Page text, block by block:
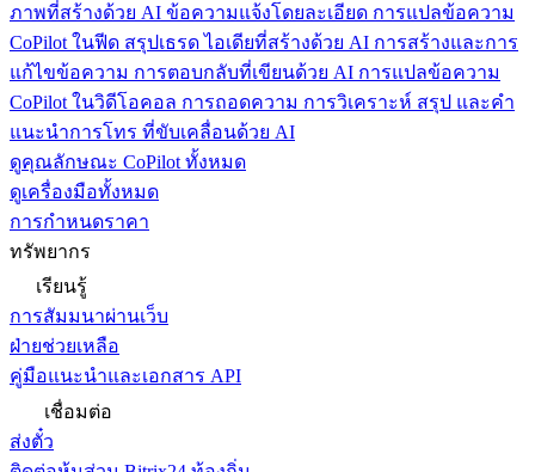
ภาพที่สร้างด้วย AI ข้อความแจ้งโดยละเอียด การแปลข้อความ
CoPilot ในฟีด สรุปเธรด ไอเดียที่สร้างด้วย AI การสร้างและการ
แก้ไขข้อความ การตอบกลับที่เขียนด้วย AI การแปลข้อความ
CoPilot ในวิดีโอคอล การถอดความ การวิเคราะห์ สรุป และคำ
แนะนำการโทร ที่ขับเคลื่อนด้วย AI
ดูคุณลักษณะ CoPilot ทั้งหมด
ดูเครื่องมือทั้งหมด
การกำหนดราคา
ทรัพยากร
เรียนรู้
การสัมมนาผ่านเว็บ
ฝ่ายช่วยเหลือ
คู่มือแนะนำและเอกสาร API
เชื่อมต่อ
ส่งตั๋ว